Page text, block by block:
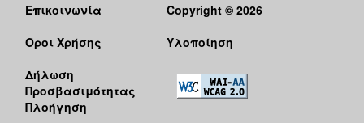
Επικοινωνία
Όροι Χρήσης
Δήλωση
Προσβασιμότητας
Πλοήγηση
Copyright © 2026
Υλοποίηση